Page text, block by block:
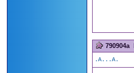
790904a
.A...A.